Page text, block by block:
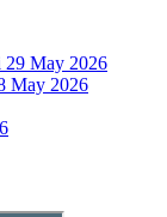
29 May 2026
May 2026